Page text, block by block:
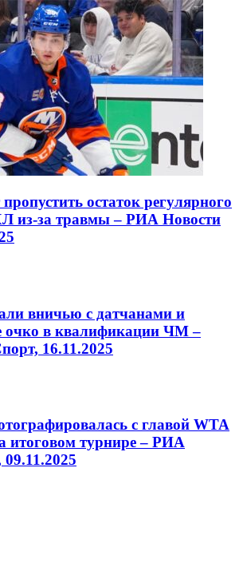
остаток регулярного
из-за травмы – РИА Новости
вничью с датчанами и
очко в квалификации ЧМ –
16.11.2025
с главой WTA
итоговом турнире – РИА